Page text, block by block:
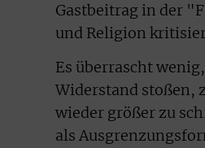
Gastbeitrag in der
und Religion
Es überrascht
Widerstand stoßen,
wieder größer zu
als